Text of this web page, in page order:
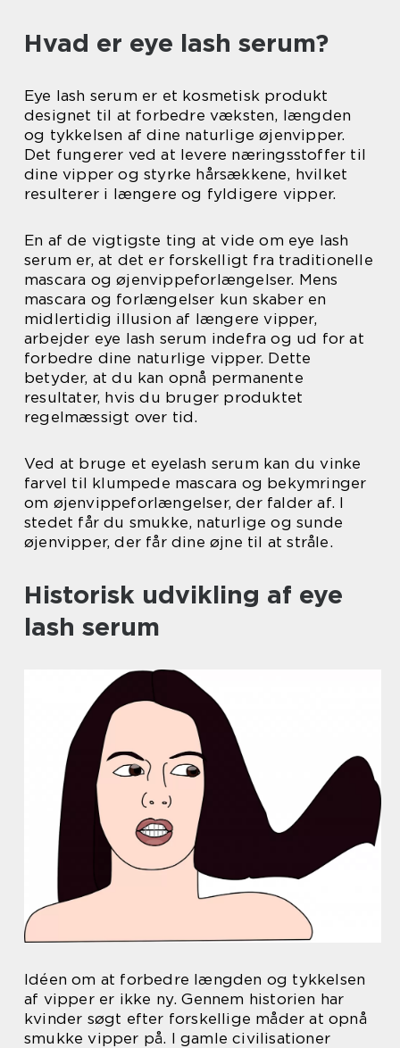
Hvad er eye lash serum?
Eye lash serum er et kosmetisk produkt
designet til at forbedre væksten, længden
og tykkelsen af dine naturlige øjenvipper.
Det fungerer ved at levere næringsstoffer til
dine vipper og styrke hårsækkene, hvilket
resulterer i længere og fyldigere vipper.
En af de vigtigste ting at vide om eye lash
serum er, at det er forskelligt fra traditionelle
mascara og øjenvippeforlængelser. Mens
mascara og forlængelser kun skaber en
midlertidig illusion af længere vipper,
arbejder eye lash serum indefra og ud for at
forbedre dine naturlige vipper. Dette
betyder, at du kan opnå permanente
resultater, hvis du bruger produktet
regelmæssigt over tid.
Ved at bruge et eyelash serum kan du vinke
farvel til klumpede mascara og bekymringer
om øjenvippeforlængelser, der falder af. I
stedet får du smukke, naturlige og sunde
øjenvipper, der får dine øjne til at stråle.
Historisk udvikling af eye
lash serum
Idéen om at forbedre længden og tykkelsen
af vipper er ikke ny. Gennem historien har
kvinder søgt efter forskellige måder at opnå
smukke vipper på. I gamle civilisationer